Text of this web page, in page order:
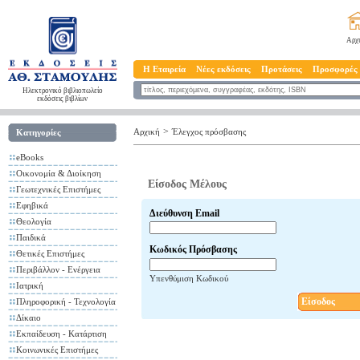
Ηλεκτρονικό βιβλιοπωλείο
εκδόσεις βιβλίων
Η Εταιρεία Νέες εκδόσεις Προτάσεις Προσφορές
Κατηγορίες
eBooks
Οικονομία & Διοίκηση
Γεωτεχνικές Επιστήμες
Εφηβικά
Θεολογία
Παιδικά
Θετικές Επιστήμες
Περιβάλλον - Ενέργεια
Ιατρική
Πληροφορική - Τεχνολογία
Δίκαιο
Εκπαίδευση - Κατάρτιση
Κοινωνικές Επιστήμες
Αρχική > Έλεγχος πρόσβασης
Είσοδος Μέλους
Διεύθυνση Email
Κωδικός Πρόσβασης
Υπενθύμιση Κωδικού
Είσοδος